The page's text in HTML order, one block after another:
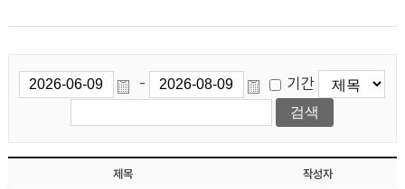
- 기간
제목 작성자